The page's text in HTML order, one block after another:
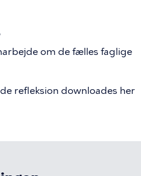
om de fælles faglige
refleksion downloades her